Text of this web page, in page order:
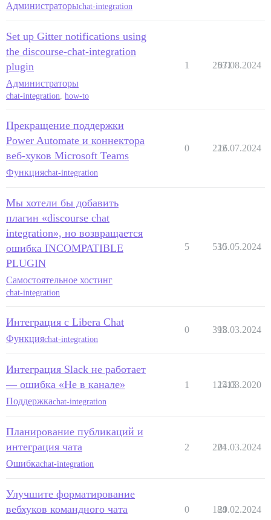
Администраторыchat-integration
Set up Gitter notifications using
the discourse-chat-integration
plugin
Администраторы
chat-integration, how-to
1 2531
07.08.2024
Прекращение поддержки
Power Automate и коннектора
веб-хуков Microsoft Teams
Функцияchat-integration
0 222
16.07.2024
Мы хотели бы добавить
плагин «discourse chat
integration», но возвращается
ошибка INCOMPATIBLE
PLUGIN
Самостоятельное хостинг
chat-integration
5 530
15.05.2024
Интеграция с Libera Chat
Функцияchat-integration
0 395
18.03.2024
Интеграция Slack не работает
— ошибка «Не в канале»
Поддержкаchat-integration
1 12513
14.03.2020
Планирование публикаций и
интеграция чата
Ошибкаchat-integration
2 224
01.03.2024
Улучшите форматирование
вебхуков командного чата
0 184
29.02.2024